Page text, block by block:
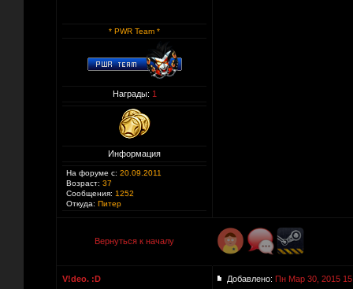
* PWR Team *
Награды: 1
Информация
На форуме с: 20.09.2011
Возраст: 37
Сообщения: 1252
Откуда: Питер
Вернуться к началу
V!deo. :D Добавлено: Пн Мар 30, 2015